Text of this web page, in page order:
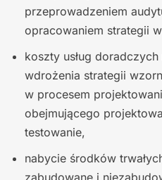
przeprowadzeniem
opracowaniem strategii
koszty usług
wdrożenia strategii
w procesem
obejmującego
testowanie,
nabycie środków
zabudowane i